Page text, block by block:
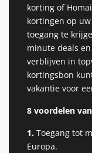
korting of
kortingen op
toegang te
minute deals
verblijven in
kortingsbon
vakantie voor
8 voordelen
1. Toegang tot
Europa.